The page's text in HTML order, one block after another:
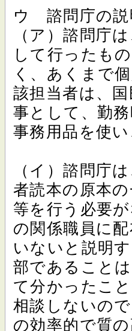
ウ 諮問庁の説
（ア）諮問庁
して行ったも
く、あくまで
該担当者は、
事として、勤
事務用品を使
（イ）諮問庁
者読本の原本
等を行う必要
の関係職員に
いないと説明
部であること
て分かったこ
相談しないの
の効率的で質